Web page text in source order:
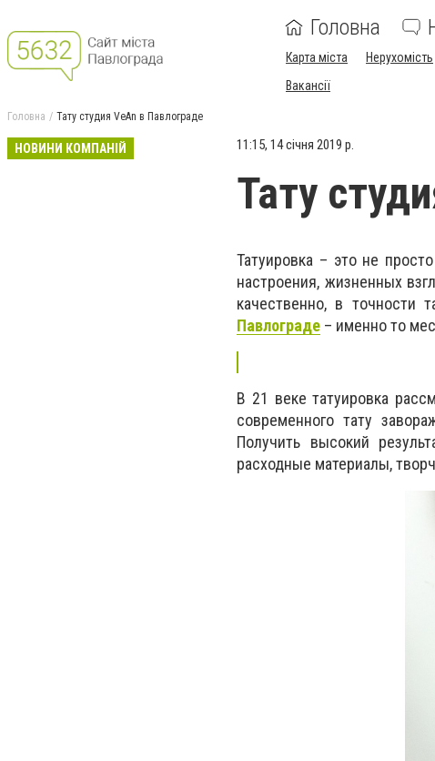
Головна
Карта міста Нерухомість
Вакансії
Головна Тату студия VeAn в Павлограде
НОВИНИ КОМПАНІЙ 11:15, 14 січня 2019 р.
Тату
Татуировка – это не
настроения, жизненных
качественно, в
Павлограде – именно то
В 21 веке татуировка
современного тату
Получить высокий
расходные материалы,